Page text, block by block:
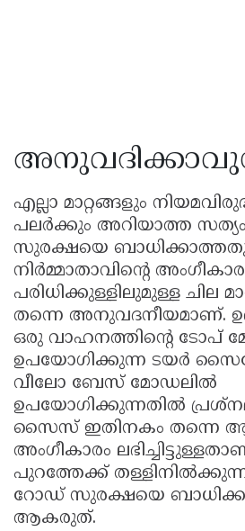
എല്ലാ മാറ്റങ്ങളും
പലർക്കും അറിയാത്ത
സുരക്ഷയെ
നിർമ്മാതാവിന്റെ അംഗീകാര
പരിധിക്കുള്ളിലുമുള്ള ചില
തന്നെ അനുവദനീയമാണ്.
ഒരു വാഹനത്തിന്റെ ടോപ്
ഉപയോഗിക്കുന്ന ടയർ
വീലോ ബേസ് മോഡലിൽ
ഉപയോഗിക്കുന്നതിൽ
സൈസ് ഇതിനകം തന്നെ
അംഗീകാരം
പുറത്തേക്ക്
റോഡ് സുരക്ഷയെ
ആകരുത്.